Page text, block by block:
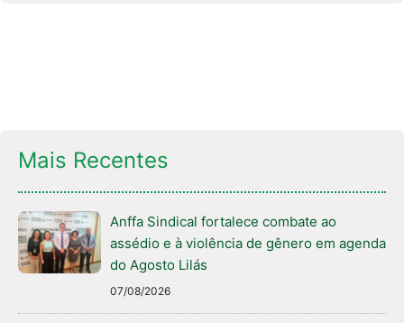
Mais Recentes
Anffa Sindical fortalece combate ao
assédio e à violência de gênero em agenda
do Agosto Lilás
07/08/2026